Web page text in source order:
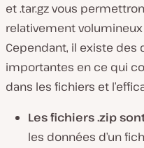
et .tar.gz vous
relativement
Cependant, il existe des
importantes en ce qui
dans les fichiers et
Les fichiers .zip
les données d’un